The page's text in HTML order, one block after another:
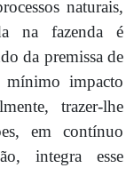
naturais,
na fazenda é
da premissa de
impacto
trazer-lhe
em contínuo
integra esse